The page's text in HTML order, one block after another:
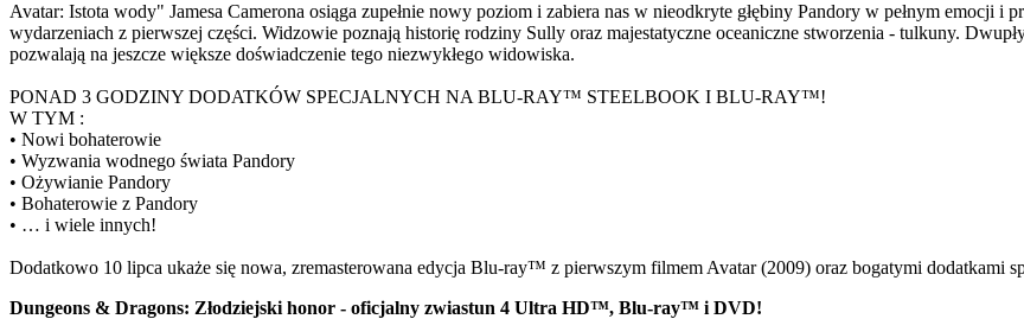
Avatar: Istota wody" Jamesa Camerona osiąga zupełnie nowy poziom i zabiera nas w nieodkryte głębiny Pandory w pełnym emocji
wydarzeniach z pierwszej części. Widzowie poznają historię rodziny Sully oraz majestatyczne oceaniczne stworzenia - tulkuny.
pozwalają na jeszcze większe doświadczenie tego niezwykłego widowiska.
PONAD 3 GODZINY DODATKÓW SPECJALNYCH NA BLU-RAY™ STEELBOOK I BLU-RAY™!
W TYM :
• Nowi bohaterowie
• Wyzwania wodnego świata Pandory
• Ożywianie Pandory
• Bohaterowie z Pandory
• … i wiele innych!
Dodatkowo 10 lipca ukaże się nowa, zremasterowana edycja Blu-ray™ z pierwszym filmem Avatar (2009) oraz bogatymi dodatkami
Dungeons & Dragons: Złodziejski honor - oficjalny zwiastun 4 Ultra HD™, Blu-ray™ i DVD!